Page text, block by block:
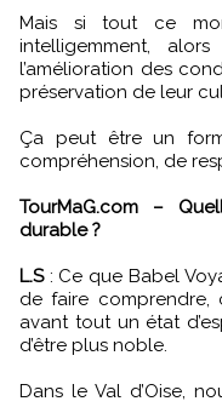
Mais si tout ce
intelligemment,
l’amélioration des
préservation de leur
Ça peut être un
compréhension, de
TourMaG.com –
durable ?
L.S: Ce que Babel
de faire comprendre,
avant tout un état
d’être plus noble.
Dans le Val d’Oise,